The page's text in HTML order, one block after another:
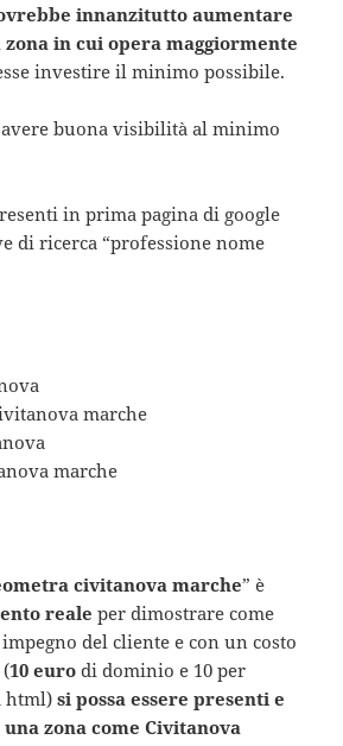
innanzitutto aumentare
in cui opera maggiormente
investire il minimo possibile.
avere buona visibilità al minimo
in prima pagina di google
di ricerca “professione nome
marche
marche
civitanova marche” è
reale per dimostrare come
del cliente e con un costo
10 euro di dominio e 10 per
html)si possa essere presenti e
zona come Civitanova